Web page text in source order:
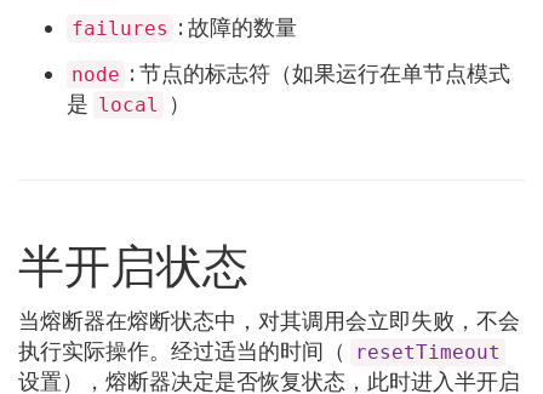
failures : 故障的数量
node : 节点的标志符（如果运行在单节点模式
是 local ）
半开启状态
当熔断器在熔断状态中，对其调用会立即失败，不会
执行实际操作。经过适当的时间（
resetTimeout
设置），熔断器决定是否恢复状态，此时进入半开启